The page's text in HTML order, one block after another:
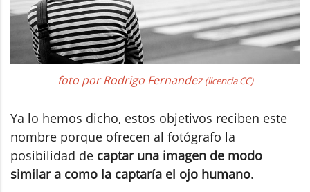
foto por Rodrigo Fernandez(licencia CC)
Ya lo hemos dicho, estos objetivos reciben este
nombre porque ofrecen al fotógrafo la
posibilidad de captar una imagen de modo
similar a como la captaría el ojo humano.